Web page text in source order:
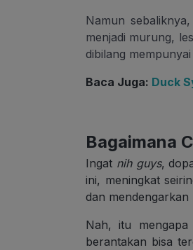
Namun
menjadi murung,
dibilang
Baca Juga: Duck
Bagaimana
Ingat nih guys,
ini, meningkat
dan mendengarkan
Nah, itu
berantakan bisa